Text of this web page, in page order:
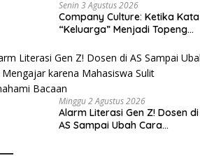
Senin 3 Agustus 2026
Company Culture: Ketika Kata
“Keluarga” Menjadi Topeng
Minggu 2 Agustus 2026
Alarm Literasi Gen Z! Dosen di
AS Sampai Ubah Cara